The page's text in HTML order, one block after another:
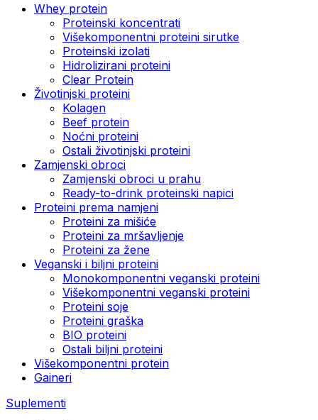
Whey protein
Proteinski koncentrati
Višekomponentni proteini sirutke
Proteinski izolati
Hidrolizirani proteini
Clear Protein
Životinjski proteini
Kolagen
Beef protein
Noćni proteini
Ostali životinjski proteini
Zamjenski obroci
Zamjenski obroci u prahu
Ready-to-drink proteinski napici
Proteini prema namjeni
Proteini za mišiće
Proteini za mršavljenje
Proteini za žene
Veganski i biljni proteini
Monokomponentni veganski proteini
Višekomponentni veganski proteini
Proteini soje
Proteini graška
BIO proteini
Ostali biljni proteini
Višekomponentni protein
Gaineri
Suplementi